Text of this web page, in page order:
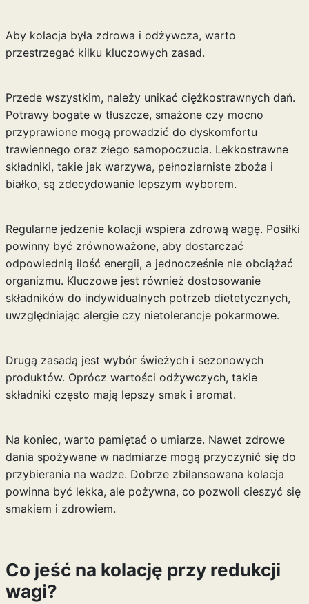
Aby kolacja była zdrowa i odżywcza, warto
przestrzegać kilku kluczowych zasad.
Przede wszystkim, należy unikać ciężkostrawnych dań.
Potrawy bogate w tłuszcze, smażone czy mocno
przyprawione mogą prowadzić do dyskomfortu
trawiennego oraz złego samopoczucia. Lekkostrawne
składniki, takie jak warzywa, pełnoziarniste zboża i
białko, są zdecydowanie lepszym wyborem.
Regularne jedzenie kolacji wspiera zdrową wagę. Posiłki
powinny być zrównoważone, aby dostarczać
odpowiednią ilość energii, a jednocześnie nie obciążać
organizmu. Kluczowe jest również dostosowanie
składników do indywidualnych potrzeb dietetycznych,
uwzględniając alergie czy nietolerancje pokarmowe.
Drugą zasadą jest wybór świeżych i sezonowych
produktów. Oprócz wartości odżywczych, takie
składniki często mają lepszy smak i aromat.
Na koniec, warto pamiętać o umiarze. Nawet zdrowe
dania spożywane w nadmiarze mogą przyczynić się do
przybierania na wadze. Dobrze zbilansowana kolacja
powinna być lekka, ale pożywna, co pozwoli cieszyć się
smakiem i zdrowiem.
Co jeść na kolację przy redukcji
wagi?